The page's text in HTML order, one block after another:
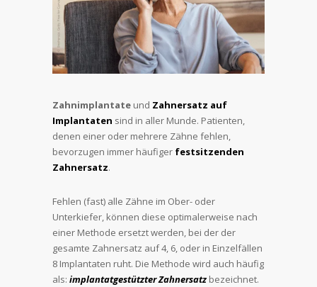
Zahnimplantate und Zahnersatz auf
Implantaten sind in aller Munde. Patienten,
denen einer oder mehrere Zähne fehlen,
bevorzugen immer häufiger festsitzenden
Zahnersatz.
Fehlen (fast) alle Zähne im Ober- oder
Unterkiefer, können diese optimalerweise nach
einer Methode ersetzt werden, bei der der
gesamte Zahnersatz auf 4, 6, oder in Einzelfällen
8 Implantaten ruht. Die Methode wird auch häufig
als: implantatgestützter Zahnersatz bezeichnet.